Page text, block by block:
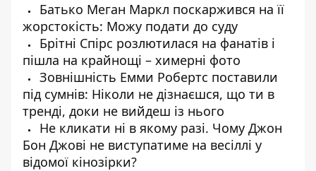
Батько Меган Маркл поскаржився на її
жорстокість: Можу подати до суду
Брітні Спірс розлютилася на фанатів і
пішла на крайнощі – химерні фото
Зовнішність Емми Робертс поставили
під сумнів: Ніколи не дізнаєшся, що ти в
тренді, доки не вийдеш із нього
Не кликати ні в якому разі. Чому Джон
Бон Джові не виступатиме на весіллі у
відомої кінозірки?